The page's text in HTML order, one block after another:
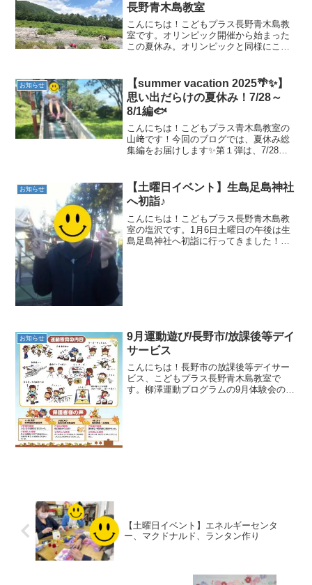
長野青木島教室
こんにちは！こどもプラス長野青木島教
室です。オリンピック開催から始まった
この夏休み。オリンピックと同様にこち
定となっております♪第一弾の昨日は白馬
に行ってきました...
お知らせ
【summer vacation 2025🌴✨】
思い出だらけの夏休み！7/28～
8/1編🐟
こんにちは！こどもプラス青木島教室の
山﨑です！今回のブログでは、夏休み総
集編をお届けします✨第１弾は、7/28～
🚙】行きの車内では、「ながーい滑り台
あるんでし...
お知らせ
【土曜日イベント】生島足島神社
へ初詣♪
こんにちは！こどもプラス長野青木島教
室の塩沢です。1月6日土曜日の午後は生
島足島神社へ初詣に行ってきました！お
お知らせ
9月運動遊び/長野市/放課後等デイ
サービス
こんにちは！長野市の放課後等デイサー
ビス、こどもプラス長野青木島教室で
す。柳澤運動プログラムの9月体験会のご
【土曜日イベント】エネルギーセンタ
ー、マクドナルド、ランタン作り